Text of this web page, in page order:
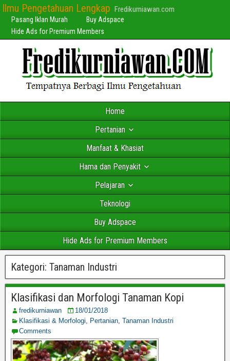
Ilmu Pengetahuan Lengkap Fredikurniawan.com
Pasang Iklan Murah
Buy Adspace
Hide Ads for Premium Members
Home
Pertanian
Manfaat & Khasiat
Hama dan Penyakit
Pelajaran
Teknologi
Buy Adspace
Hide Ads for Premium Members
Kategori: Tanaman Industri
Klasifikasi dan Morfologi Tanaman Kopi
fredikurniawan
18/01/2018
Klasifikasi & Morfologi, Pertanian, Tanaman Industri
Comments